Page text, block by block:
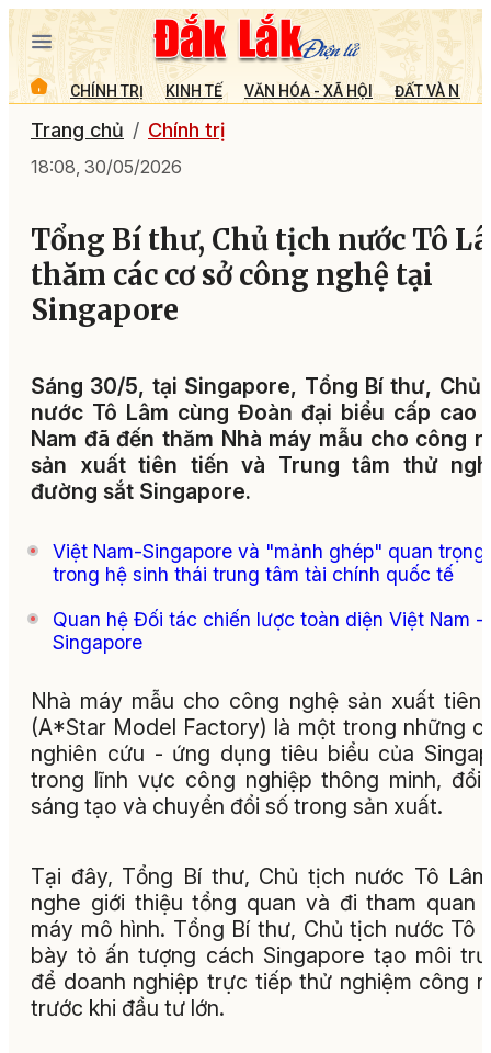
CHÍNH TRỊ KINH TẾ VĂN HÓA - XÃ HỘI ĐẤT VÀ
Trang chủ Chính trị
18:08, 30/05/2026
Tổng Bí thư, Chủ tịch nước Tô
thăm các cơ sở công nghệ tại
Singapore
Sáng 30/5, tại Singapore, Tổng Bí thư, Chủ
nước Tô Lâm cùng Đoàn đại biểu cấp cao
Nam đã đến thăm Nhà máy mẫu cho công
sản xuất tiên tiến và Trung tâm thử
đường sắt Singapore.
Việt Nam-Singapore và "mảnh ghép" quan trọng
trong hệ sinh thái trung tâm tài chính quốc tế
Quan hệ Đối tác chiến lược toàn diện Việt Nam -
Singapore
Nhà máy mẫu cho công nghệ sản xuất tiên
(A*Star Model Factory) là một trong những
nghiên cứu - ứng dụng tiêu biểu của
trong lĩnh vực công nghiệp thông minh, đổi
sáng tạo và chuyển đổi số trong sản xuất.
Tại đây, Tổng Bí thư, Chủ tịch nước Tô
nghe giới thiệu tổng quan và đi tham quan
máy mô hình. Tổng Bí thư, Chủ tịch nước Tô
bày tỏ ấn tượng cách Singapore tạo môi
để doanh nghiệp trực tiếp thử nghiệm công
trước khi đầu tư lớn.